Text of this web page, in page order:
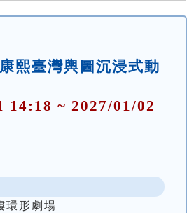
熙臺灣輿圖沉浸式動
14:18 ~ 2027/01/02
環形劇場